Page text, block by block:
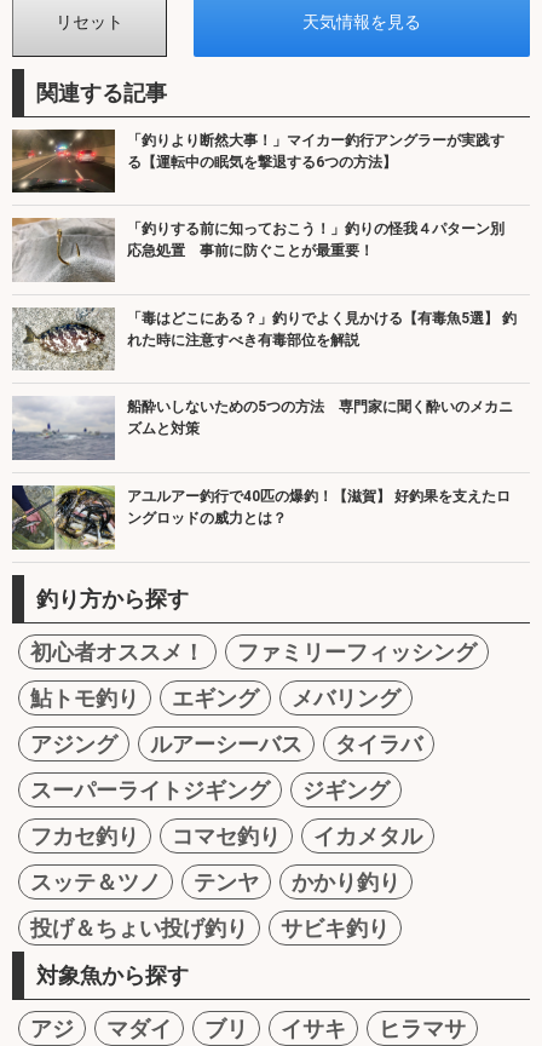
関連する記事
「釣りより断然大事！」マイカー釣行アングラーが実践す
る【運転中の眠気を撃退する6つの方法】
「釣りする前に知っておこう！」釣りの怪我４パターン別
応急処置 事前に防ぐことが最重要！
「毒はどこにある？」釣りでよく見かける【有毒魚5選】 釣
れた時に注意すべき有毒部位を解説
船酔いしないための5つの方法 専門家に聞く酔いのメカニ
ズムと対策
アユルアー釣行で40匹の爆釣！【滋賀】 好釣果を支えたロ
ングロッドの威力とは？
釣り方から探す
初心者オススメ！
ファミリーフィッシング
鮎トモ釣り
エギング
メバリング
アジング
ルアーシーバス
タイラバ
スーパーライトジギング
ジギング
フカセ釣り
コマセ釣り
イカメタル
スッテ＆ツノ
テンヤ
かかり釣り
投げ＆ちょい投げ釣り
サビキ釣り
対象魚から探す
アジ マダイ ブリ イサキ
ヒラマサ